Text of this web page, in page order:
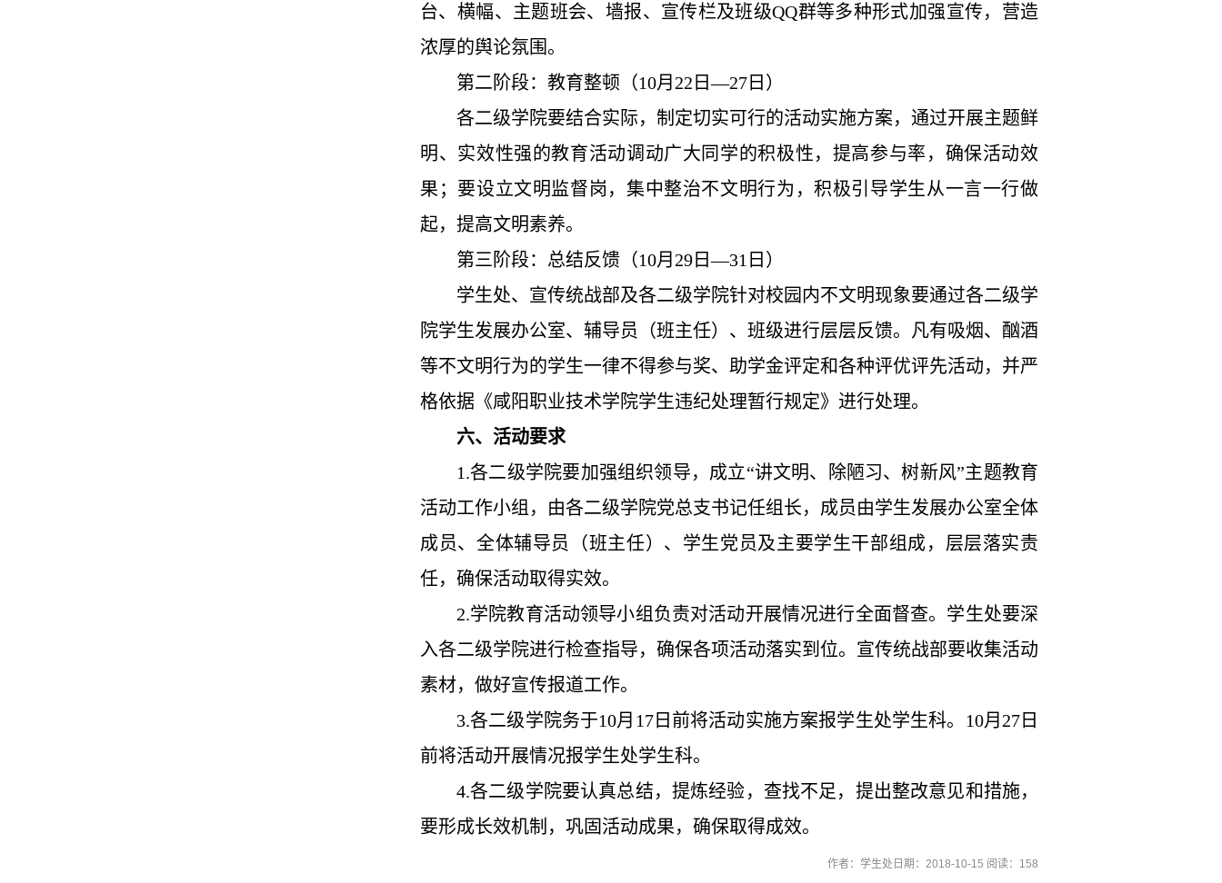
台、横幅、主题班会、墙报、宣传栏及班级QQ群等多种形式加强宣传，营造
浓厚的舆论氛围。
第二阶段：教育整顿（10月22日—27日）
各二级学院要结合实际，制定切实可行的活动实施方案，通过开展主题鲜
明、实效性强的教育活动调动广大同学的积极性，提高参与率，确保活动效
果；要设立文明监督岗，集中整治不文明行为，积极引导学生从一言一行做
起，提高文明素养。
第三阶段：总结反馈（10月29日—31日）
学生处、宣传统战部及各二级学院针对校园内不文明现象要通过各二级学
院学生发展办公室、辅导员（班主任）、班级进行层层反馈。凡有吸烟、酗酒
等不文明行为的学生一律不得参与奖、助学金评定和各种评优评先活动，并严
格依据《咸阳职业技术学院学生违纪处理暂行规定》进行处理。
六、活动要求
1.各二级学院要加强组织领导，成立“讲文明、除陋习、树新风”主题教育
活动工作小组，由各二级学院党总支书记任组长，成员由学生发展办公室全体
成员、全体辅导员（班主任）、学生党员及主要学生干部组成，层层落实责
任，确保活动取得实效。
2.学院教育活动领导小组负责对活动开展情况进行全面督查。学生处要深
入各二级学院进行检查指导，确保各项活动落实到位。宣传统战部要收集活动
素材，做好宣传报道工作。
3.各二级学院务于10月17日前将活动实施方案报学生处学生科。10月27日
前将活动开展情况报学生处学生科。
4.各二级学院要认真总结，提炼经验，查找不足，提出整改意见和措施，
要形成长效机制，巩固活动成果，确保取得成效。
作者：学生处日期：2018-10-15 阅读： 158